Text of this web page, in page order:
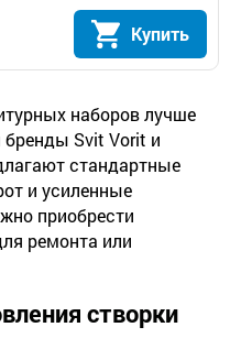
Купить
наборов лучше
бренды Svit Vorit и
стандартные
и усиленные
приобрести
ремонта или
створки